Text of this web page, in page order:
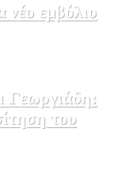
εμβόλιο
Γεωργιάδη:
του